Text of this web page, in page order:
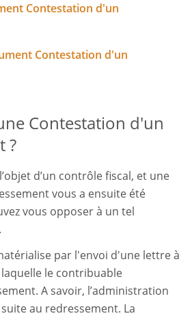
Contestation d'un
Contestation d'un
Contestation d'un
?
d’un contrôle fiscal, et une
vous a ensuite été
vous opposer à un tel
par l'envoi d'une lettre à
le contribuable
A savoir, l’administration
au redressement. La